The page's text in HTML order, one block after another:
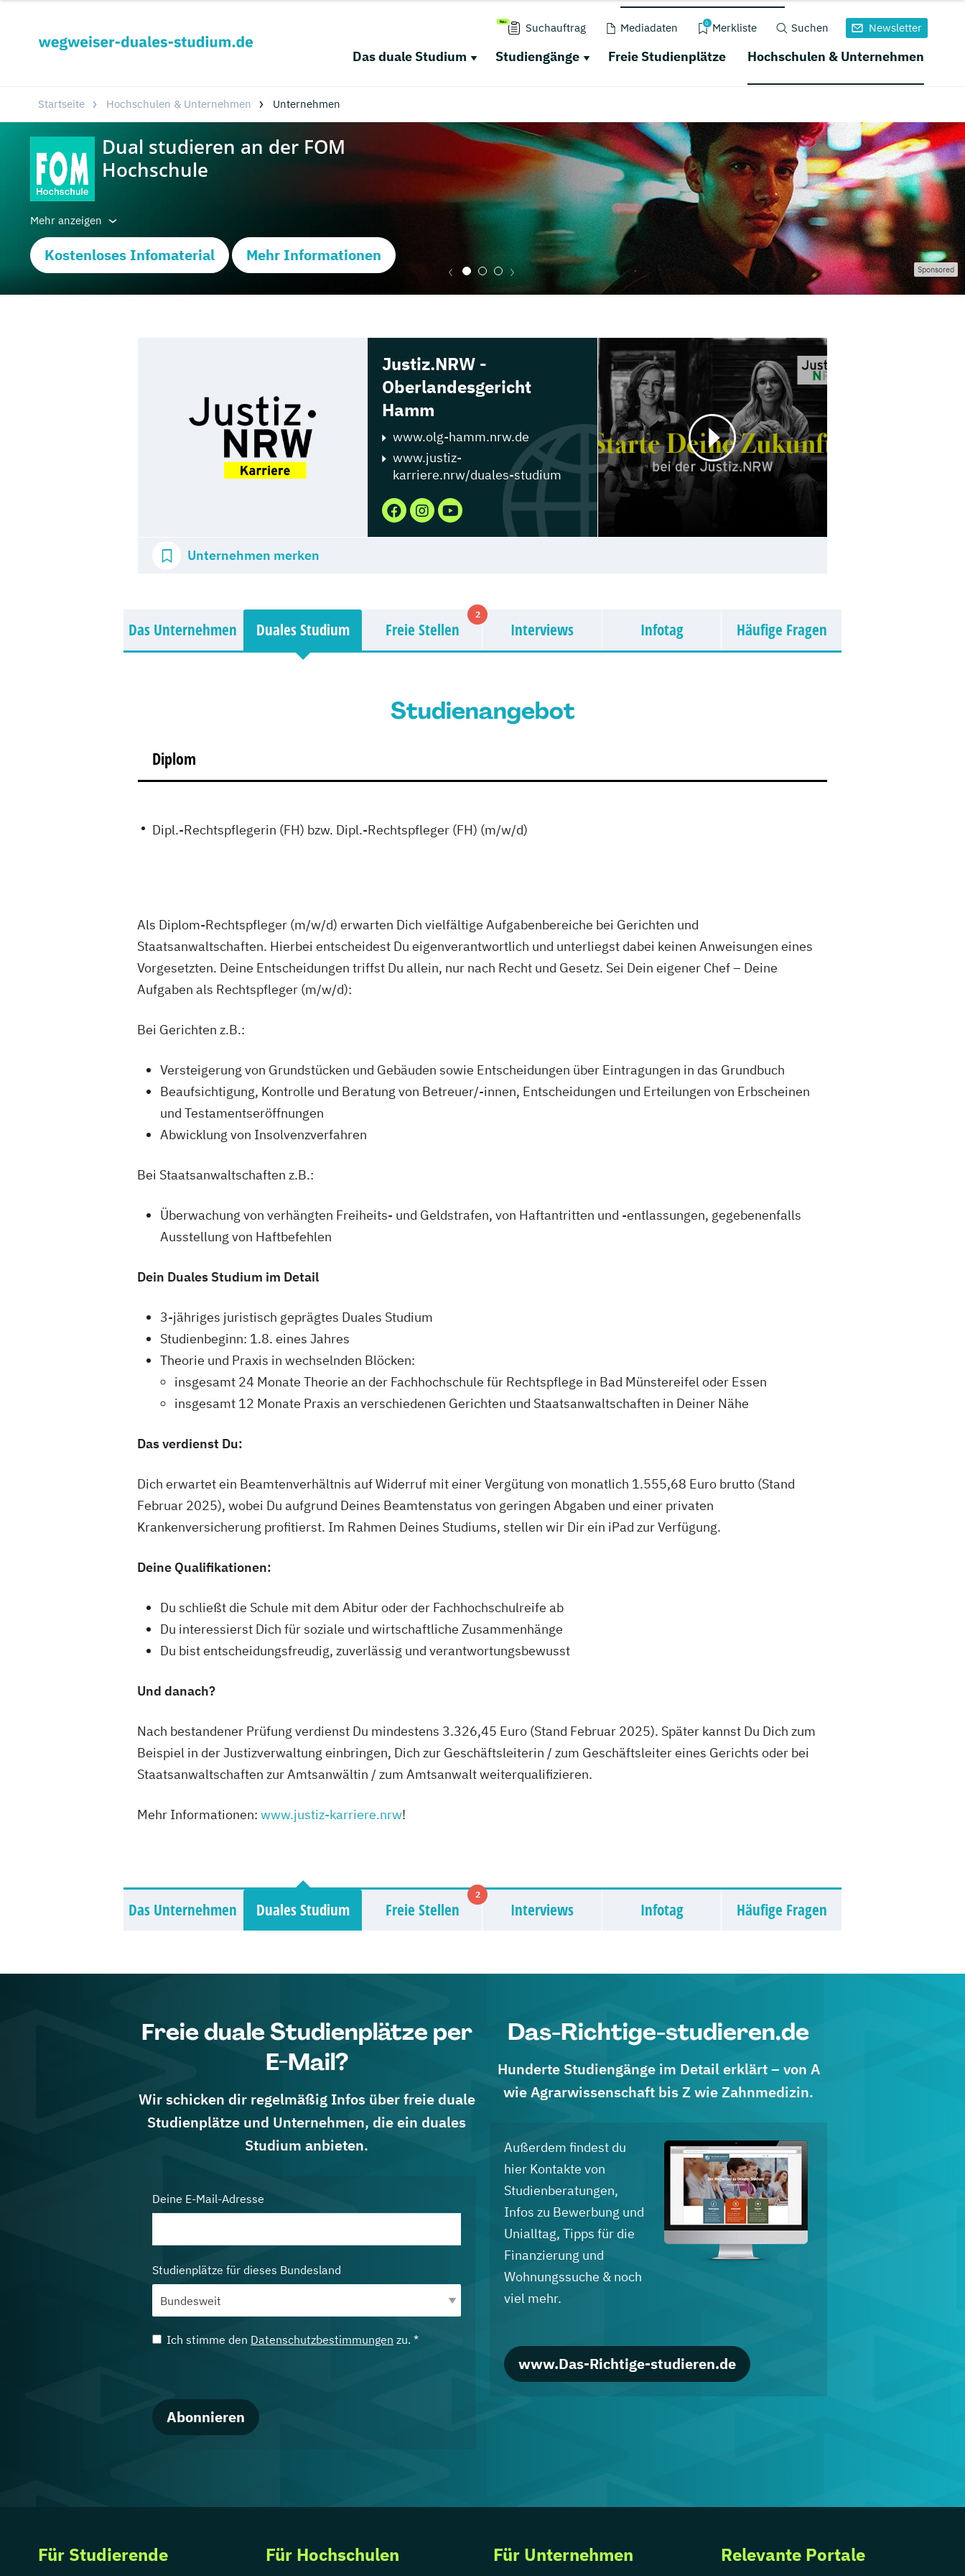
Suchauftrag Mediadaten 0 Merkliste Suchen Newsletter
Das duale Studium Studiengänge Freie Studienplätze Hochschulen & Unternehmen
Startseite Hochschulen & Unternehmen Unternehmen
Mehr anzeigen
Kostenloses Infomaterial Mehr Informationen
Sponsored
Justiz.NRW -
Oberlandesgericht
Hamm
www.olg-hamm.nrw.de
www.justiz-
karriere.nrw/duales-studium
Unternehmen merken
Das Unternehmen Duales Studium
2
Freie Stellen Interviews Infotag Häufige Fragen
Studienangebot
Diplom
Dipl.-Rechtspflegerin (FH) bzw. Dipl.-Rechtspfleger (FH) (m/w/d)
Als Diplom-Rechtspfleger (m/w/d) erwarten Dich vielfältige Aufgabenbereiche bei Gerichten und
Staatsanwaltschaften. Hierbei entscheidest Du eigenverantwortlich und unterliegst dabei keinen Anweisungen eines
Vorgesetzten. Deine Entscheidungen triffst Du allein, nur nach Recht und Gesetz. Sei Dein eigener Chef – Deine
Aufgaben als Rechtspfleger (m/w/d):
Bei Gerichten z.B.:
Versteigerung von Grundstücken und Gebäuden sowie Entscheidungen über Eintragungen in das Grundbuch
Beaufsichtigung, Kontrolle und Beratung von Betreuer/-innen, Entscheidungen und Erteilungen von Erbscheinen
und Testamentseröffnungen
Abwicklung von Insolvenzverfahren
Bei Staatsanwaltschaften z.B.:
Überwachung von verhängten Freiheits- und Geldstrafen, von Haftantritten und -entlassungen, gegebenenfalls
Ausstellung von Haftbefehlen
Dein Duales Studium im Detail
3-jähriges juristisch geprägtes Duales Studium
Studienbeginn: 1.8. eines Jahres
Theorie und Praxis in wechselnden Blöcken:
insgesamt 24 Monate Theorie an der Fachhochschule für Rechtspflege in Bad Münstereifel oder Essen
insgesamt 12 Monate Praxis an verschiedenen Gerichten und Staatsanwaltschaften in Deiner Nähe
Das verdienst Du:
Dich erwartet ein Beamtenverhältnis auf Widerruf mit einer Vergütung von monatlich 1.555,68 Euro brutto (Stand
Februar 2025), wobei Du aufgrund Deines Beamtenstatus von geringen Abgaben und einer privaten
Krankenversicherung profitierst. Im Rahmen Deines Studiums, stellen wir Dir ein iPad zur Verfügung.
Deine Qualifikationen:
Du schließt die Schule mit dem Abitur oder der Fachhochschulreife ab
Du interessierst Dich für soziale und wirtschaftliche Zusammenhänge
Du bist entscheidungsfreudig, zuverlässig und verantwortungsbewusst
Und danach?
Nach bestandener Prüfung verdienst Du mindestens 3.326,45 Euro (Stand Februar 2025). Später kannst Du Dich zum
Beispiel in der Justizverwaltung einbringen, Dich zur Geschäftsleiterin / zum Geschäftsleiter eines Gerichts oder bei
Staatsanwaltschaften zur Amtsanwältin / zum Amtsanwalt weiterqualifizieren.
Mehr Informationen: www.justiz-karriere.nrw!
Das Unternehmen Duales Studium
2
Freie Stellen Interviews Infotag Häufige Fragen
Freie duale Studienplätze per
E-Mail?
Wir schicken dir regelmäßig Infos über freie duale
Studienplätze und Unternehmen, die ein duales
Studium anbieten.
Deine E-Mail-Adresse
Studienplätze für dieses Bundesland
Ich stimme den Datenschutzbestimmungen zu. *
Abonnieren
Das-Richtige-studieren.de
Hunderte Studiengänge im Detail erklärt – von A
wie Agrarwissenschaft bis Z wie Zahnmedizin.
Außerdem findest du
hier Kontakte von
Studienberatungen,
Infos zu Bewerbung und
Unialltag, Tipps für die
Finanzierung und
Wohnungssuche & noch
viel mehr.
www.Das-Richtige-studieren.de
Für Studierende Für Hochschulen Für Unternehmen Relevante Portale